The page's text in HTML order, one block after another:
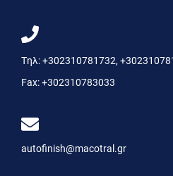
Τηλ:+302310781732,
Fax:+302310783033
autofinish@macotral.gr